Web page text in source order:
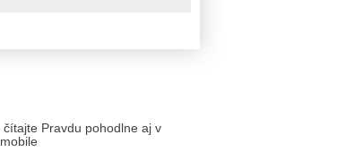
Pravdu pohodlne aj v
mobile